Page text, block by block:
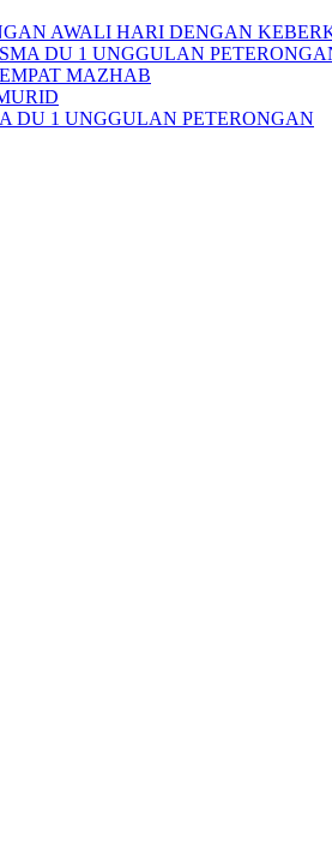
AWALI HARI DENGAN
DU 1 UNGGULAN
MAZHAB
DU 1 UNGGULAN PETERONGAN